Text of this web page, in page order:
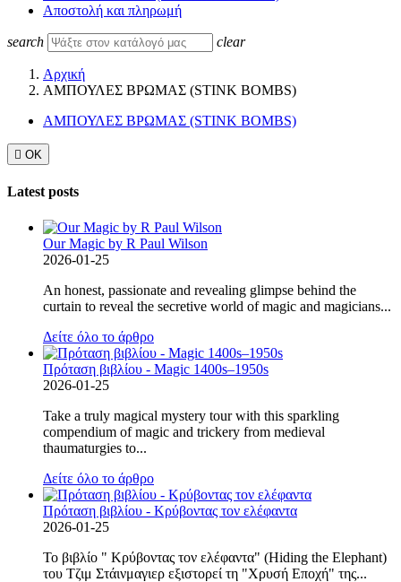
Αποστολή και πληρωμή
search clear
Αρχική
ΑΜΠΟΥΛΕΣ ΒΡΩΜΑΣ (STINK BOMBS)
ΑΜΠΟΥΛΕΣ ΒΡΩΜΑΣ (STINK BOMBS)
 ΟΚ
Latest posts
Our Magic by R Paul Wilson
2026-01-25
An honest, passionate and revealing glimpse behind the
curtain to reveal the secretive world of magic and magicians...
Δείτε όλο το άρθρο
Πρόταση βιβλίου - Magic 1400s–1950s
2026-01-25
Take a truly magical mystery tour with this sparkling
compendium of magic and trickery from medieval
thaumaturgies to...
Δείτε όλο το άρθρο
Πρόταση βιβλίου - Κρύβοντας τον ελέφαντα
2026-01-25
Το βιβλίο " Κρύβοντας τον ελέφαντα" (Hiding the Elephant)
του Τζιμ Στάινμαγιερ εξιστορεί τη "Χρυσή Εποχή" της...